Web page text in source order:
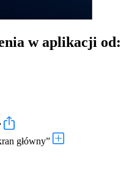
w aplikacji od:
główny”